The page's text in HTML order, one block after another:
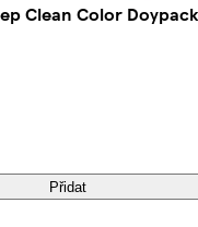
Clean Color
Přidat